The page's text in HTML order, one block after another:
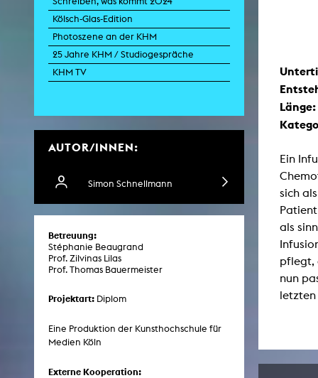
Kölsch-Glas-Edition
Photoszene an der KHM
25 Jahre KHM / Studiogespräche
KHM TV
AUTOR/INNEN:
Simon Schnellmann
Betreuung:
Stéphanie Beaugrand
Prof. Zilvinas Lilas
Prof. Thomas Bauermeister
Projektart: Diplom
Eine Produktion der Kunsthochschule für
Medien Köln
Externe Kooperation:
Länge:
Ein
sich
als
pflegt,
nun